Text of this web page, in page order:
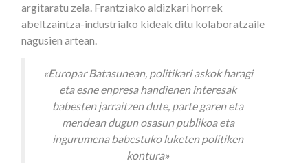
argitaratu zela. Frantziako aldizkari horrek
abeltzaintza-industriako kideak ditu kolaboratzaile
nagusien artean.
«Europar Batasunean, politikari askok haragi
eta esne enpresa handienen interesak
babesten jarraitzen dute, parte garen eta
mendean dugun osasun publikoa eta
ingurumena babestuko luketen politiken
kontura»